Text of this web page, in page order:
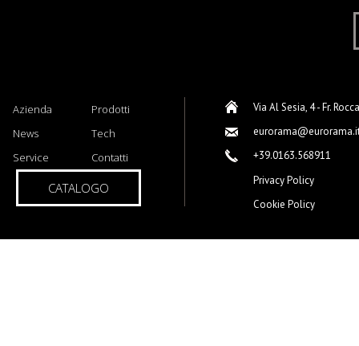
Azienda
Prodotti
News
Tech
Service
Contatti
CATALOGO
Via Al Sesia, 4 - Fr.
+39.0163.568911
Privacy Policy
Cookie Policy